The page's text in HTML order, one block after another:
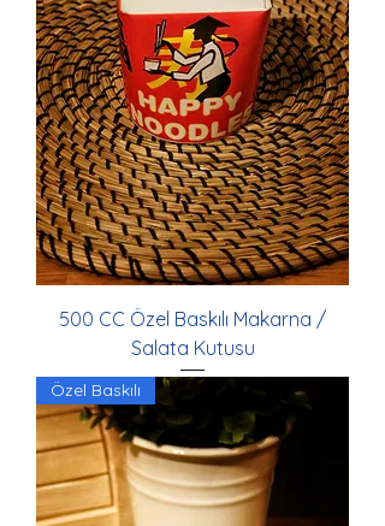
500 CC Özel Baskılı Makarna /
Salata Kutusu
Özel Baskılı